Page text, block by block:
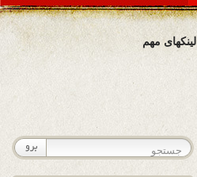
لینکهای مهم